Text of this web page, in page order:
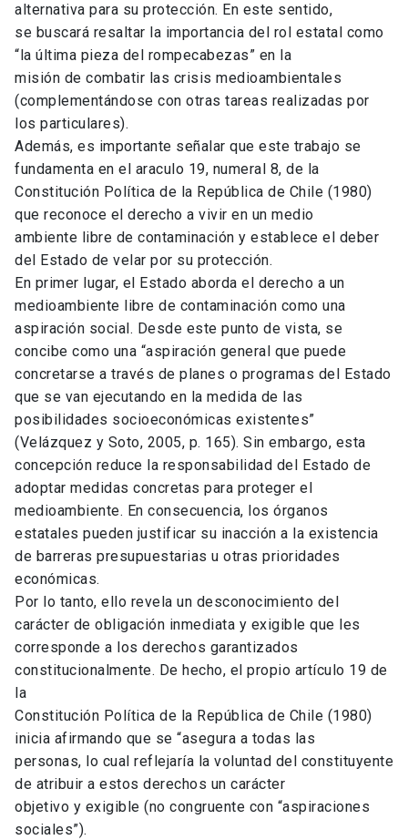
alternativa para su protección. En este sentido,
se buscará resaltar la importancia del rol estatal como
“la última pieza del rompecabezas” en la
misión de combatir las crisis medioambientales
(complementándose con otras tareas realizadas por
los particulares).
Además, es importante señalar que este trabajo se
fundamenta en el araculo 19, numeral 8, de la
Constitución Política de la República de Chile (1980)
que reconoce el derecho a vivir en un medio
ambiente libre de contaminación y establece el deber
del Estado de velar por su protección.
En primer lugar, el Estado aborda el derecho a un
medioambiente libre de contaminación como una
aspiración social. Desde este punto de vista, se
concibe como una “aspiración general que puede
concretarse a través de planes o programas del Estado
que se van ejecutando en la medida de las
posibilidades socioeconómicas existentes”
(Velázquez y Soto, 2005, p. 165). Sin embargo, esta
concepción reduce la responsabilidad del Estado de
adoptar medidas concretas para proteger el
medioambiente. En consecuencia, los órganos
estatales pueden justificar su inacción a la existencia
de barreras presupuestarias u otras prioridades
económicas.
Por lo tanto, ello revela un desconocimiento del
carácter de obligación inmediata y exigible que les
corresponde a los derechos garantizados
constitucionalmente. De hecho, el propio artículo 19 de
la
Constitución Política de la República de Chile (1980)
inicia afirmando que se “asegura a todas las
personas, lo cual reflejaría la voluntad del constituyente
de atribuir a estos derechos un carácter
objetivo y exigible (no congruente con “aspiraciones
sociales”).